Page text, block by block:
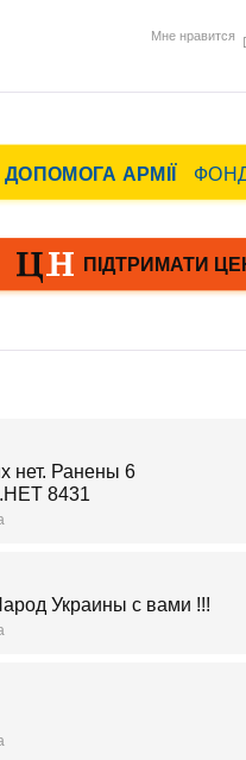
Мне нравится
Украины с вами !!!